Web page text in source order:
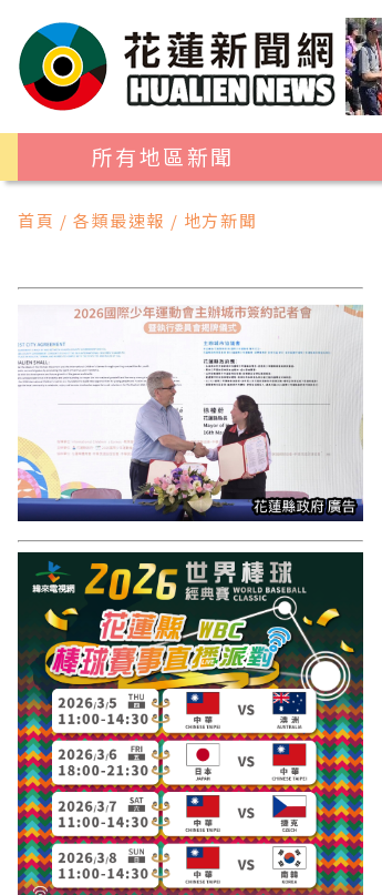
所有地區新聞
首頁 / 各類最速報 / 地方新聞